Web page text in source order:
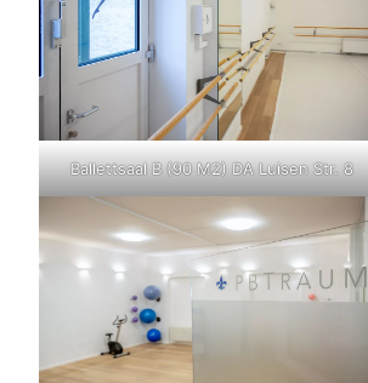
Ballettsaal B (90 M2) DA Luisen Str. 8